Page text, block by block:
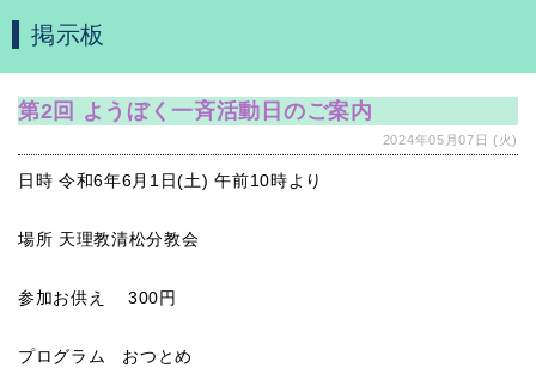
掲示板
第2回 ようぼく一斉活動日のご案内
2024年05月07日 (火)
日時 令和6年6月1日(土) 午前10時より
場所 天理教清松分教会
参加お供え 300円
プログラム おつとめ